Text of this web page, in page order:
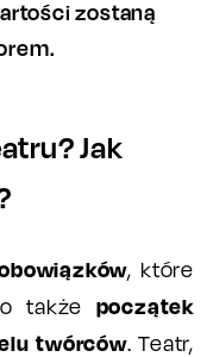
zostaną
Jak
, które
także początek
twórców. Teatr,